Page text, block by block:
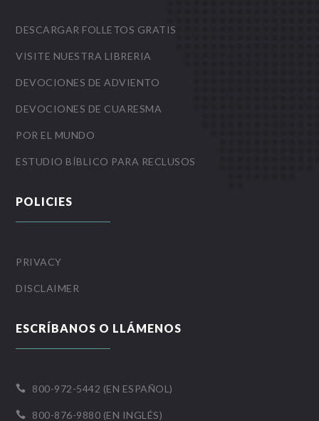
DESCARGAR FOLLETOS GRATIS
VISITE NUESTRA LIBRERIA
DEVOCIONES DE ADVIENTO
DEVOCIONES DE CUARESMA
POR EL MUNDO
ESTUDIO BÍBLICO PARA RECLUSOS
POLICIES
PRIVACY
DISCLAIMER
ESCRÍBANOS O LLÁMENOS
 800-972-5442 (EN ESPAÑOL)
 800-876-9880 (EN INGLÉS)